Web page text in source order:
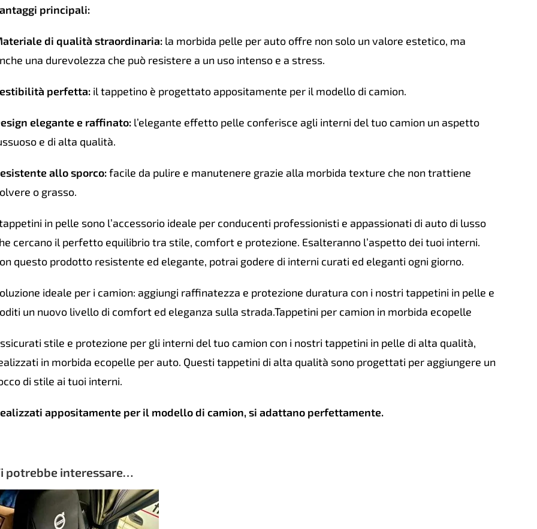
Rosso
quantità
principali:
di qualità straordinaria:la morbida pelle per auto offre non solo un valore estetico, ma
una durevolezza che può resistere a un uso intenso e a stress.
perfetta:il tappetino è progettato appositamente per il modello di camion.
elegante e raffinato:l’elegante effetto pelle conferisce agli interni del tuo camion un aspetto
e di alta qualità.
allo sporco:facile da pulire e manutenere grazie alla morbida texture che non trattiene
o grasso.
in pelle sono l’accessorio ideale per conducenti professionisti e appassionati di auto di lusso
cercano il perfetto equilibrio tra stile, comfort e protezione. Esalteranno l’aspetto dei tuoi interni.
questo prodotto resistente ed elegante, potrai godere di interni curati ed eleganti ogni giorno.
ideale per i camion: aggiungi raffinatezza e protezione duratura con i nostri tappetini in pelle e
un nuovo livello di comfort ed eleganza sulla strada.Tappetini per camion in morbida ecopelle
stile e protezione per gli interni del tuo camion con i nostri tappetini in pelle di alta qualità,
in morbida ecopelle per auto. Questi tappetini di alta qualità sono progettati per aggiungere un
di stile ai tuoi interni.
appositamente per il modello di camion, si adattano perfettamente.
potrebbe interessare…